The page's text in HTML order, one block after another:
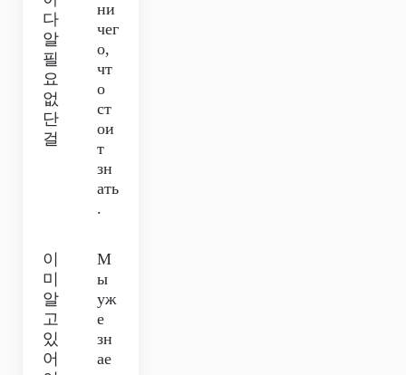
다
알
필
요
없
단
걸
ни
чег
о,
чт
о
ст
ои
т
зн
ать
.
이
미
알
고
있
어
М
ы
уж
е
зн
ае